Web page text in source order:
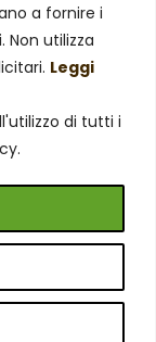
a fornire i
Non utilizza
Leggi
di tutti i
02019510029.